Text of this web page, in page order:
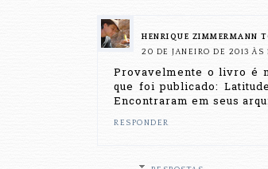
HENRIQUE ZIMMERMANN
20 DE JANEIRO DE 2013 ÀS
Provavelmente o livro é
que foi publicado:
Encontraram em seus
RESPONDER